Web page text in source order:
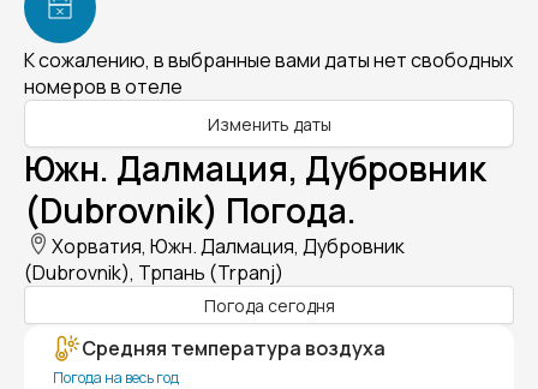
К сожалению, в выбранные вами даты нет свободных
номеров в отеле
Изменить даты
Южн. Далмация, Дубровник
(Dubrovnik) Погода.
Хорватия, Южн. Далмация, Дубровник
(Dubrovnik), Трпань (Trpanj)
Погода сегодня
Средняя температура воздуха
Погода на весь год